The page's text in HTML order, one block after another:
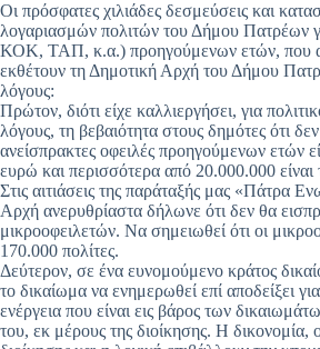
Οι πρόσφατες χιλιάδες δεσμεύσεις και
λογαριασμών πολιτών του Δήμου Πατρέων
ΚΟΚ, ΤΑΠ, κ.α.) προηγούμενων ετών, που
εκθέτουν τη Δημοτική Αρχή του Δήμου
λόγους:
Πρώτον, διότι είχε καλλιεργήσει, για
λόγους, τη βεβαιότητα στους δημότες ότι
ανείσπρακτες οφειλές προηγούμενων ετών
ευρώ και περισσότερα από 20.000.000
Στις αιτιάσεις της παράταξής μας «Πάτρα
Αρχή ανερυθρίαστα δήλωνε ότι δεν θα
μικροοφειλετών. Να σημειωθεί ότι οι
170.000 πολίτες.
Δεύτερον, σε ένα ευνομούμενο κράτος
το δικαίωμα να ενημερωθεί επί αποδείξει
ενέργεια που είναι εις βάρος των
του, εκ μέρους της διοίκησης. Η δικονομία,